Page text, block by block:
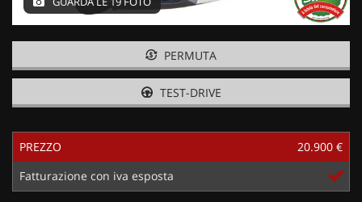
PERMUTA
TEST-DRIVE
PREZZO
20.900 €
Fatturazione con iva esposta